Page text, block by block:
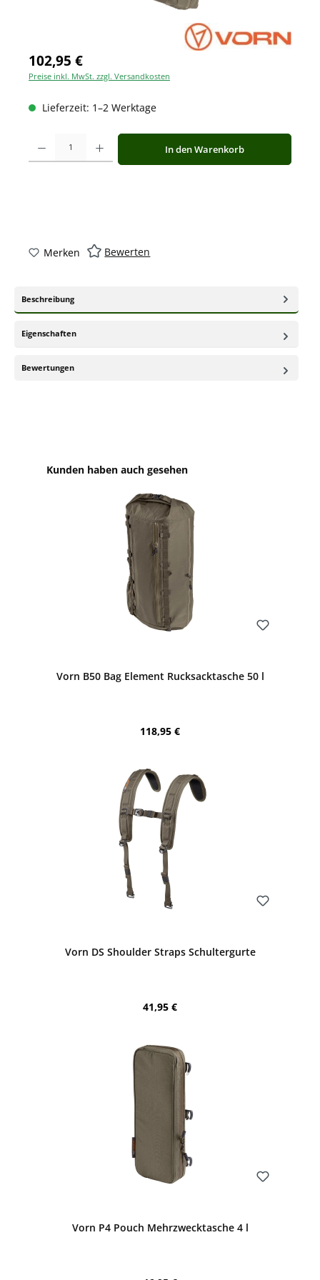
102,95 €
Preise inkl. MwSt. zzgl. Versandkosten
Lieferzeit: 1–2 Werktage
Produkt Anzahl: Gib den gewünschten Wert ein oder benutze die
In den Warenkorb
Merken Bewerten
Beschreibung
Eigenschaften
Bewertungen
Produktgalerie überspringen
Kunden haben auch gesehen
Vorn B50 Bag Element Rucksacktasche 50 l
Regulärer Preis:
118,95 €
Vorn DS Shoulder Straps Schultergurte
Regulärer Preis:
41,95 €
Vorn P4 Pouch Mehrzwecktasche 4 l